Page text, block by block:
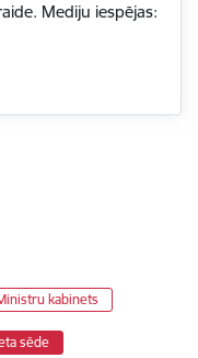
Mediju iespējas:
kabinets
sēde